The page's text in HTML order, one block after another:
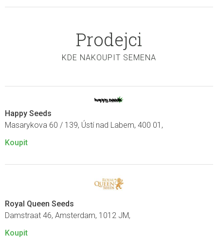
Prodejci
KDE NAKOUPIT SEMENA
Happy Seeds
Masarykova 60 / 139, Ústí nad Labem, 400 01,
Koupit
Royal Queen Seeds
Damstraat 46, Amsterdam, 1012 JM,
Koupit